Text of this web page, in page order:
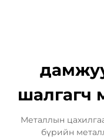
шалгагч
Металлын
бүрийн